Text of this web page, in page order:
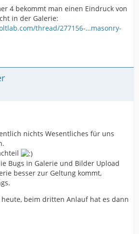
4 bekommt man einen Eindruck von
in der Galerie:
thread/277156-…masonry-
nichts Wesentliches für uns
Bugs in Galerie und Bilder Upload
besser zur Geltung kommt,
beim dritten Anlauf hat es dann